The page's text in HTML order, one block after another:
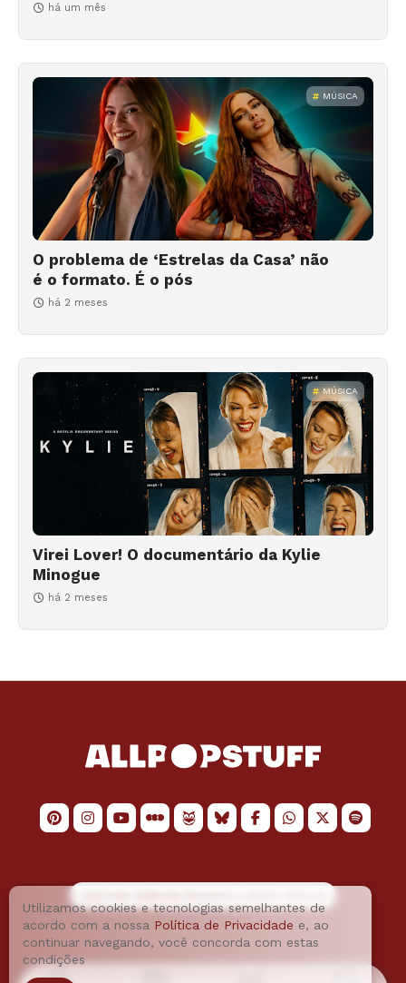
há um mês
MÚSICA
O problema de ‘Estrelas da Casa’ não
é o formato. É o pós
há 2 meses
MÚSICA
Virei Lover! O documentário da Kylie
Minogue
há 2 meses
Utilizamos cookies e tecnologias semelhantes de
acordo com a nossa Política de Privacidade e, ao
continuar navegando, você concorda com estas
condições